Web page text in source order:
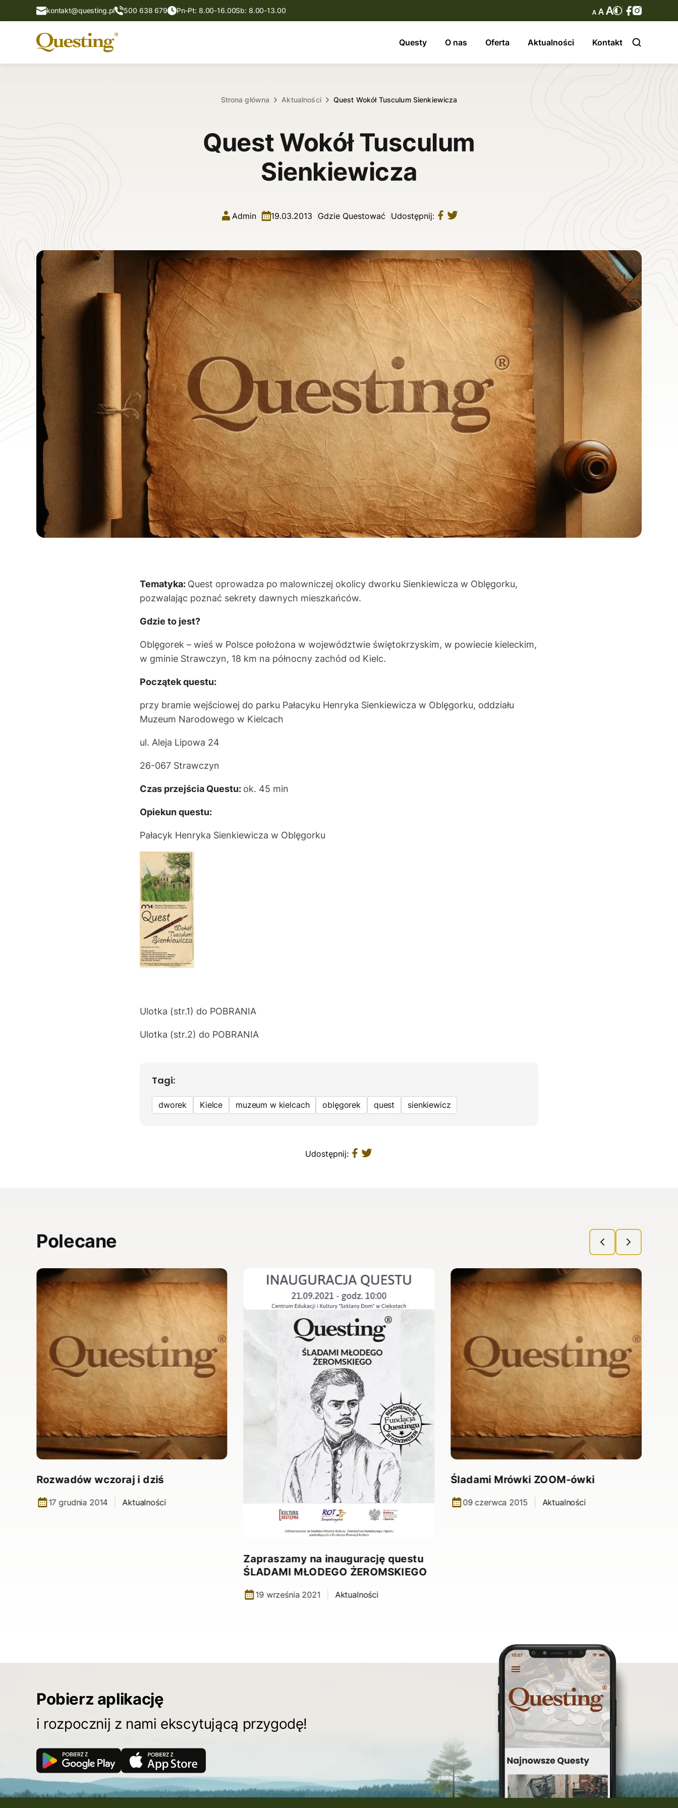
kontakt@questing.pl 500 638 679 Pn-Pt: 8.00-16.00Sb: 8.00-13.00
Questy O nas Oferta Aktualności Kontakt
O nas
Kontakt
Strona główna Aktualności Quest Wokół Tusculum Sienkiewicza
Quest Wokół Tusculum
Sienkiewicza
Admin 19.03.2013 Gdzie Questować Udostępnij:
Tematyka: Quest oprowadza po malowniczej okolicy dworku Sienkiewicza w Oblęgorku,
pozwalając poznać sekrety dawnych mieszkańców.
Gdzie to jest?
Oblęgorek – wieś w Polsce położona w województwie świętokrzyskim, w powiecie kieleckim,
w gminie Strawczyn, 18 km na północny zachód od Kielc.
Początek questu:
przy bramie wejściowej do parku Pałacyku Henryka Sienkiewicza w Oblęgorku, oddziału
Muzeum Narodowego w Kielcach
ul. Aleja Lipowa 24
26-067 Strawczyn
Czas przejścia Questu: ok. 45 min
Opiekun questu:
Pałacyk Henryka Sienkiewicza w Oblęgorku
Ulotka (str.1) do POBRANIA
Ulotka (str.2) do POBRANIA
Tagi:
dworek Kielce muzeum w kielcach oblęgorek quest sienkiewicz
Udostępnij:
Polecane
Rozwadów wczoraj i dziś
17 grudnia 2014 Aktualności
Zapraszamy na inaugurację questu
ŚLADAMI MŁODEGO ŻEROMSKIEGO
19 września 2021 Aktualności
Śladami Mrówki ZOOM-ówki
09 czerwca 2015 Aktualności
Pobierz aplikację
i rozpocznij z nami ekscytującą przygodę!